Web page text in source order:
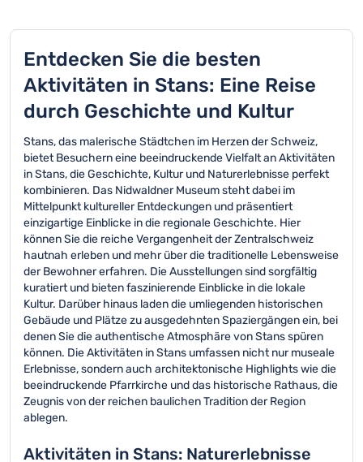
Entdecken Sie die besten
Aktivitäten in Stans: Eine Reise
durch Geschichte und Kultur
Stans, das malerische Städtchen im Herzen der Schweiz,
bietet Besuchern eine beeindruckende Vielfalt an Aktivitäten
in Stans, die Geschichte, Kultur und Naturerlebnisse perfekt
kombinieren. Das Nidwaldner Museum steht dabei im
Mittelpunkt kultureller Entdeckungen und präsentiert
einzigartige Einblicke in die regionale Geschichte. Hier
können Sie die reiche Vergangenheit der Zentralschweiz
hautnah erleben und mehr über die traditionelle Lebensweise
der Bewohner erfahren. Die Ausstellungen sind sorgfältig
kuratiert und bieten faszinierende Einblicke in die lokale
Kultur. Darüber hinaus laden die umliegenden historischen
Gebäude und Plätze zu ausgedehnten Spaziergängen ein, bei
denen Sie die authentische Atmosphäre von Stans spüren
können. Die Aktivitäten in Stans umfassen nicht nur museale
Erlebnisse, sondern auch architektonische Highlights wie die
beeindruckende Pfarrkirche und das historische Rathaus, die
Zeugnis von der reichen baulichen Tradition der Region
ablegen.
Aktivitäten in Stans: Naturerlebnisse